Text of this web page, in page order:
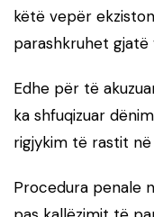
këtë vepër
parashkruhet gjatë
Edhe për të
ka shfuqizuar
rigjykim të rastit
Procedura penale